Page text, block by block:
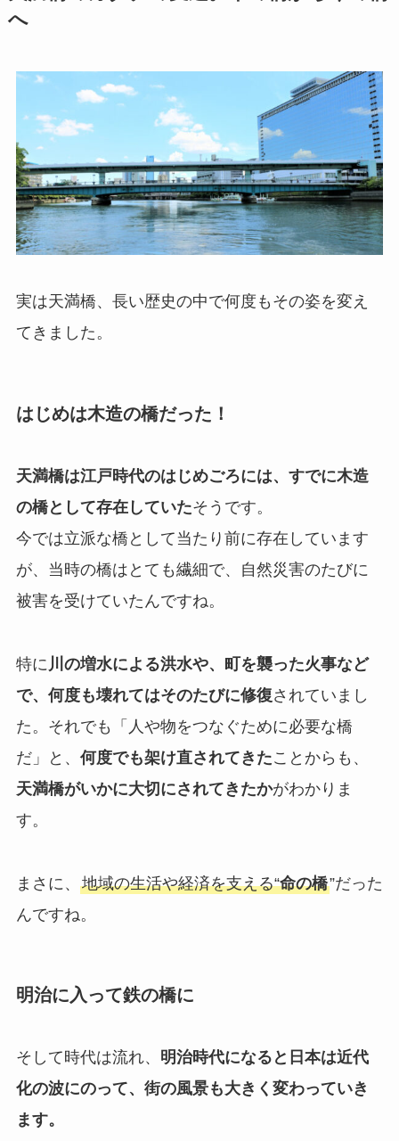
へ
実は天満橋、長い歴史の中で何度もその姿を変え
てきました。
はじめは木造の橋だった！
天満橋は江戸時代のはじめごろには、すでに木造
の橋として存在していたそうです。
今では立派な橋として当たり前に存在しています
が、当時の橋はとても繊細で、自然災害のたびに
被害を受けていたんですね。
特に 川の増水による洪水や、町を襲った火事など
で、何度も壊れてはそのたびに修復されていまし
た。それでも「人や物をつなぐために必要な橋
だ」と、 何度でも架け直されてきたことからも、
天満橋がいかに大切にされてきたかがわかりま
す。
まさに、 地域の生活や経済を支える“命の橋”だった
んですね。
明治に入って鉄の橋に
そして時代は流れ、 明治時代になると日本は近代
化の波にのって、街の風景も大きく変わっていき
ます。